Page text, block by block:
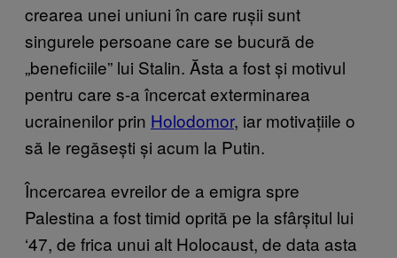
crearea unei uniuni în care rușii sunt
singurele persoane care se bucură de
„beneficiile” lui Stalin. Ăsta a fost și motivul
pentru care s-a încercat exterminarea
ucrainenilor prin Holodomor, iar motivațiile o
să le regăsești și acum la Putin.
Încercarea evreilor de a emigra spre
Palestina a fost timid oprită pe la sfârșitul lui
‘47, de frica unui alt Holocaust, de data asta